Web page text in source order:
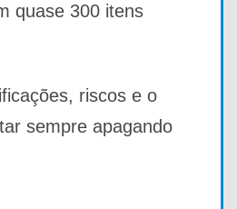
quase 300 itens
riscos e o
sempre apagando